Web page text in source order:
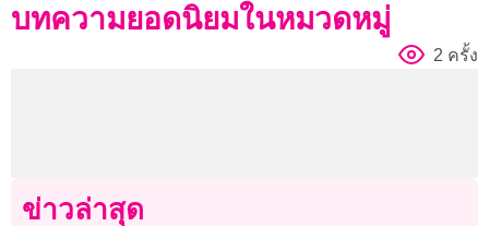
บทความยอดนิยมในหมวดหมู่
2 ครั้ง
ข่าวล่าสุด